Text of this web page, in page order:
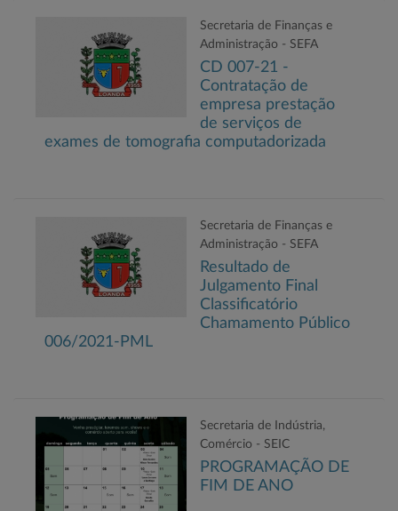
Secretaria de Finanças e
Administração - SEFA
CD 007-21 -
Contratação de
empresa prestação
de serviços de
exames de tomografia computadorizada
Secretaria de Finanças e
Administração - SEFA
Resultado de
Julgamento Final
Classificatório
Chamamento Público
006/2021-PML
Secretaria de Indústria,
Comércio - SEIC
PROGRAMAÇÃO DE
FIM DE ANO